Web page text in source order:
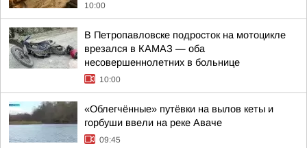
10:00
В Петропавловске подросток на мотоцикле
врезался в КАМАЗ — оба
несовершеннолетних в больнице
10:00
«Облегчённые» путёвки на вылов кеты и
горбуши ввели на реке Аваче
09:45